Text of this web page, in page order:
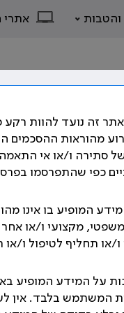
והטבות אתרי
השונים, על
בהסכמים
אוסף
זה נועד להוות רקע
מהוראות ההסכמים
סתירה ו/או אי התאמה
כפי שהתפרסמו
המופיע בו אינו
מקצועי ו/או אחר
או תחליף לטיפול ו/או
על המידע המופיע
המשתמש בלבד. אין